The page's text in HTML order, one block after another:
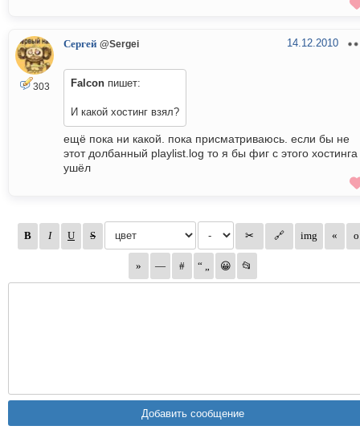
303
Сергей @Sergei 14.12.2010
Falcon пишет:
И какой хостинг взял?
ещё пока ни какой. пока присматриваюсь. если бы не
этот долбанный playlist.log то я бы фиг с этого хостинга
ушёл